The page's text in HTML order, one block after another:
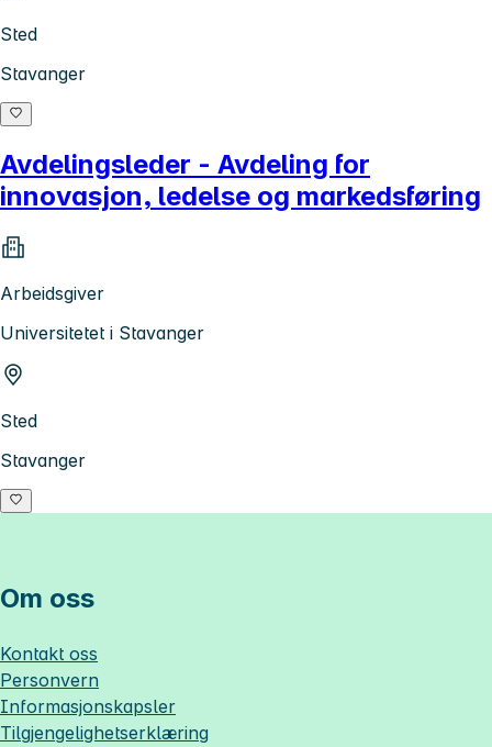
Sted
Stavanger
Avdelingsleder - Avdeling for
innovasjon, ledelse og markedsføring
Arbeidsgiver
Universitetet i Stavanger
Sted
Stavanger
Om oss
Kontakt oss
Personvern
Informasjonskapsler
Tilgjengelighetserklæring